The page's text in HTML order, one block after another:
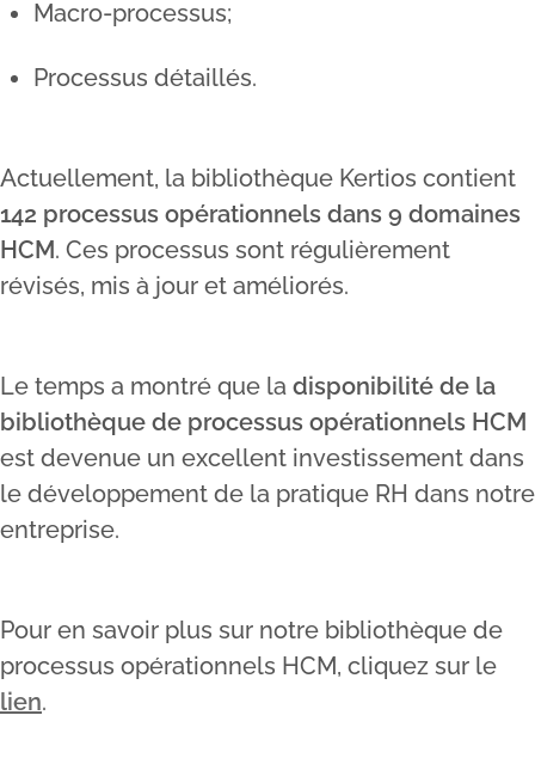
Macro-processus;
Processus détaillés.
Actuellement, la bibliothèque Kertios contient
142 processus opérationnels dans 9 domaines
HCM. Ces processus sont régulièrement
révisés, mis à jour et améliorés.
Le temps a montré que la disponibilité de la
bibliothèque de processus opérationnels HCM
est devenue un excellent investissement dans
le développement de la pratique RH dans notre
entreprise.
Pour en savoir plus sur notre bibliothèque de
processus opérationnels HCM, cliquez sur le
lien.